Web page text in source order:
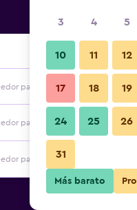
para Citotel Lion D`Or
para Citotel Lion D`Or
para Citotel Lion D`Or
3 4 5
10 11 12
17 18 19
24 25 26
31
Más barato